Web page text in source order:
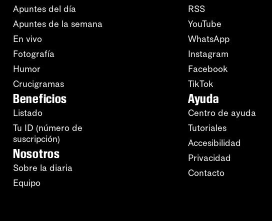
Apuntes del día
Apuntes de la semana
En vivo
Fotografía
Humor
Crucigramas
Beneficios
Listado
Tu ID (número de
suscripción)
Nosotros
Sobre la diaria
Equipo
RSS
YouTube
WhatsApp
Instagram
Facebook
TikTok
Ayuda
Centro de ayuda
Tutoriales
Accesibilidad
Privacidad
Contacto